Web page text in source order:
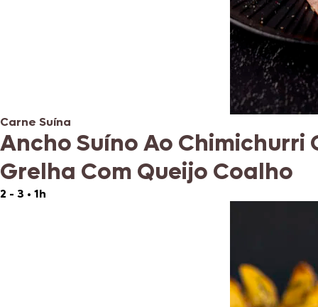
Carne Suína
Ancho Suíno Ao Chimichurri
Grelha Com Queijo Coalho
2 - 3 • 1h